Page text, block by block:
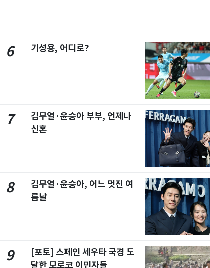
6 기성용, 어디로?
7
김무열·윤승아 부부, 언제나
신혼
8
김무열·윤승아, 어느 멋진 여
름날
9
[포토] 스페인 세우타 국경 도
달한 모로코 이민자들